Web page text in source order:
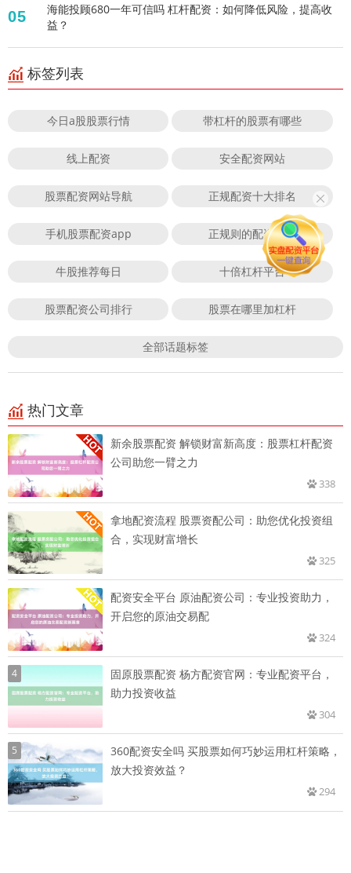
05
海能投顾680一年可信吗 杠杆配资：如何降低风险，提高收
益？
标签列表
今日a股股票行情 带杠杆的股票有哪些
线上配资 安全配资网站
股票配资网站导航 正规配资十大排名
手机股票配资app 正规则的配资平台
牛股推荐每日 十倍杠杆平台
股票配资公司排行 股票在哪里加杠杆
全部话题标签
热门文章
新余股票配资 解锁财富新高度：股票杠杆配资
公司助您一臂之力
338
拿地配资流程 股票资配公司：助您优化投资组
合，实现财富增长
325
配资安全平台 原油配资公司：专业投资助力，
开启您的原油交易配
324
4
固原股票配资 杨方配资官网：专业配资平台，
助力投资收益
304
5
360配资安全吗 买股票如何巧妙运用杠杆策略，
放大投资效益？
294